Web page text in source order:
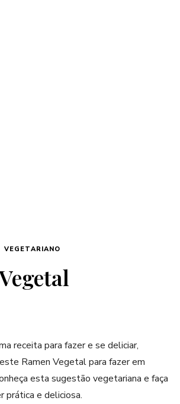
VEGETARIANO
receita para fazer e se deliciar,
Ramen Vegetal para fazer em
esta sugestão vegetariana e faça
prática e deliciosa.